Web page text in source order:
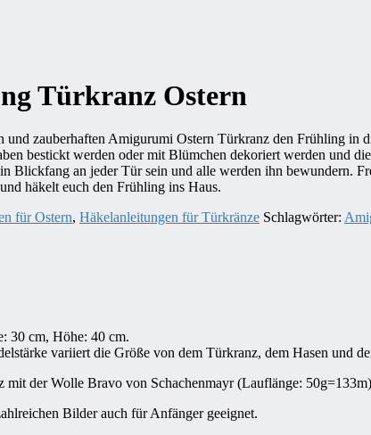
Türkranz Ostern
und zauberhaften Amigurumi Ostern Türkranz den Frühling
bestickt werden oder mit Blümchen dekoriert werden und
Blickfang an jeder Tür sein und alle werden ihn bewundern.
häkelt euch den Frühling ins Haus.
für Ostern, Häkelanleitungen für Türkränze Schlagwörter:
30 cm, Höhe: 40 cm.
variiert die Größe von dem Türkranz, dem Hasen und
mit der Wolle Bravo von Schachenmayr (Lauflänge:
Bilder auch für Anfänger geeignet.